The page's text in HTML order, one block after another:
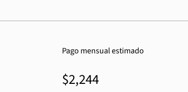
Pago mensual estimado
$2,244